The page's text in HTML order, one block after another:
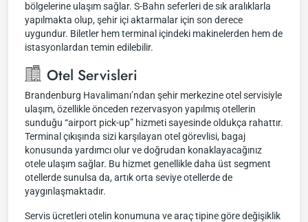
bölgelerine ulaşım sağlar. S-Bahn seferleri de sık aralıklarla
yapılmakta olup, şehir içi aktarmalar için son derece
uygundur. Biletler hem terminal içindeki makinelerden hem de
istasyonlardan temin edilebilir.
Otel Servisleri
Brandenburg Havalimanı’ndan şehir merkezine otel servisiyle
ulaşım, özellikle önceden rezervasyon yapılmış otellerin
sunduğu “airport pick-up” hizmeti sayesinde oldukça rahattır.
Terminal çıkışında sizi karşılayan otel görevlisi, bagaj
konusunda yardımcı olur ve doğrudan konaklayacağınız
otele ulaşım sağlar. Bu hizmet genellikle daha üst segment
otellerde sunulsa da, artık orta seviye otellerde de
yaygınlaşmaktadır.
Servis ücretleri otelin konumuna ve araç tipine göre değişiklik